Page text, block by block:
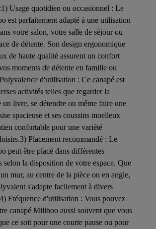
Usage quotidien ou occasionnel : Le
est parfaitement adapté à une utilisation
votre salon, votre salle de séjour ou
de détente. Son design ergonomique
de haute qualité assurent un confort
moments de détente en famille ou
d'utilisation : Ce canapé est
activités telles que regarder la
livre, se détendre ou même faire une
spacieuse et ses coussins moelleux
confortable pour une variété
Placement recommandé : Le
peut être placé dans différentes
selon la disposition de votre espace. Que
mur, au centre de la pièce ou en angle,
s'adapte facilement à divers
Fréquence d'utilisation : Vous pouvez
canapé Miliboo aussi souvent que vous
ce soit pour une courte pause ou pour